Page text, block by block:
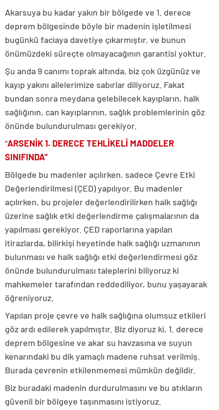
Akarsuya bu kadar yakın bir bölgede ve 1. derece
deprem bölgesinde böyle bir madenin işletilmesi
bugünkü faciaya davetiye çıkarmıştır. ve bunun
önümüzdeki süreçte olmayacağının garantisi yoktur.
Şu anda 9 canımı toprak altında, biz çok üzgünüz ve
kayıp yakını ailelerimize sabırlar diliyoruz. Fakat
bundan sonra meydana gelebilecek kayıpların, halk
sağlığının, can kayıplarının, sağlık problemlerinin göz
önünde bulundurulması gerekiyor.
“ARSENİK 1. DERECE TEHLİKELİ MADDELER
SINIFINDA”
Bölgede bu madenler açılırken, sadece Çevre Etki
Değerlendirilmesi (ÇED) yapılıyor. Bu madenler
açılırken, bu projeler değerlendirilirken halk sağlığı
üzerine sağlık etki değerlendirme çalışmalarının da
yapılması gerekiyor. ÇED raporlarına yapılan
itirazlarda, bilirkişi heyetinde halk sağlığı uzmanının
bulunması ve halk sağlığı etki değerlendirmesi göz
önünde bulundurulması taleplerini biliyoruz ki
mahkemeler tarafından reddediliyor, bunu yaşayarak
öğreniyoruz.
Yapılan proje çevre ve halk sağlığına olumsuz etkileri
göz ardı edilerek yapılmıştır. Biz diyoruz ki, 1. derece
deprem bölgesine ve akar su havzasına ve suyun
kenarındaki bu dik yamaçlı madene ruhsat verilmiş.
Burada çevrenin etkilenmemesi mümkün değildir.
Biz buradaki madenin durdurulmasını ve bu atıkların
güvenli bir bölgeye taşınmasını istiyoruz.